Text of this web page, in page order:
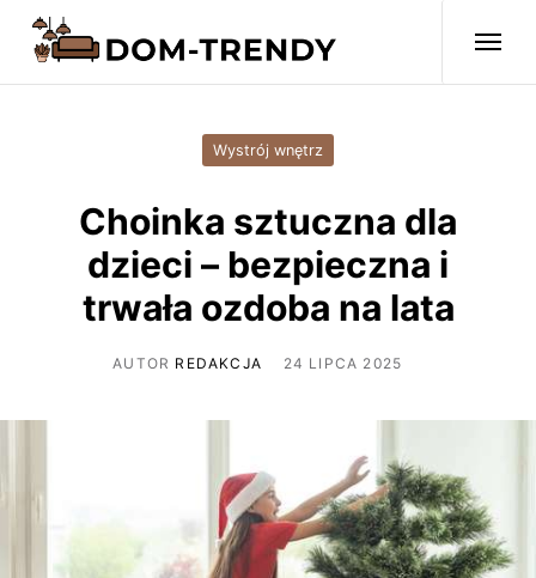
Wystrój wnętrz
Choinka sztuczna dla
dzieci – bezpieczna i
trwała ozdoba na lata
AUTOR REDAKCJA 24 LIPCA 2025